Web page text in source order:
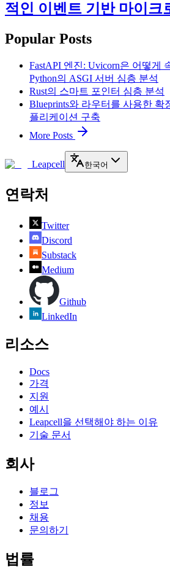
적인 이벤트 기반 마이크
Popular Posts
FastAPI 엔진: Uvicorn은 어떻게
Python의 ASGI 서버 심층 분석
Rust의 스마트 포인터 심층 분석
Blueprints와 라우터를 사용한 확
플리케이션 구축
More Posts
Leapcell 한국어
연락처
Twitter
Discord
Substack
Medium
Github
LinkedIn
리소스
Docs
가격
지원
예시
Leapcell을 선택해야 하는 이유
기술 문서
회사
블로그
정보
채용
문의하기
법률